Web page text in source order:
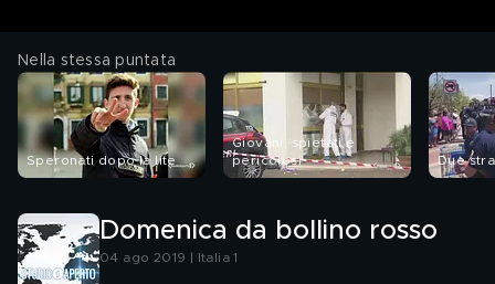
Nella stessa puntata
Speronati dopo la lite
Giovani, spietati e
pericolosi
Due
Domenica da bollino rosso
04 ago 2019 | Italia 1